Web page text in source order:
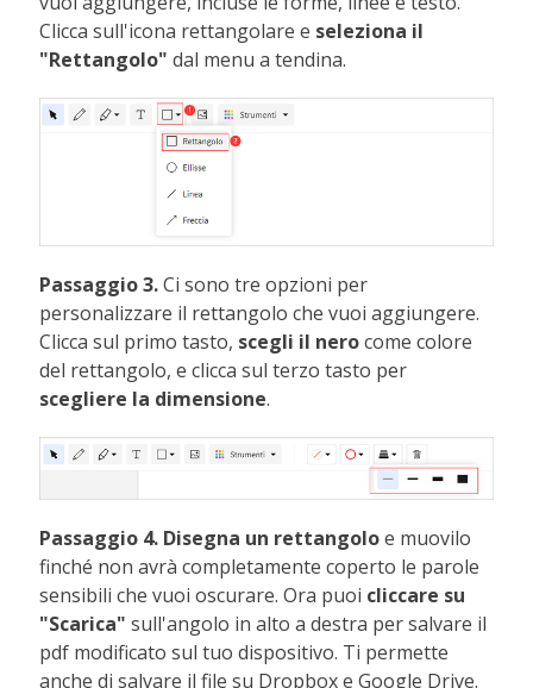
Clicca sull'icona rettangolare e seleziona il
"Rettangolo"dal menu a tendina.
Passaggio 3.Ci sono tre opzioni per
personalizzare il rettangolo che vuoi aggiungere.
Clicca sul primo tasto, scegli il nerocome colore
del rettangolo, e clicca sul terzo tasto per
scegliere la dimensione.
Passaggio 4. Disegna un rettangoloe muovilo
finché non avrà completamente coperto le parole
sensibili che vuoi oscurare. Ora puoi cliccare su
"Scarica" sull'angolo in alto a destra per salvare il
pdf modificato sul tuo dispositivo. Ti permette
anche di salvare il file su Dropbox e Google Drive.